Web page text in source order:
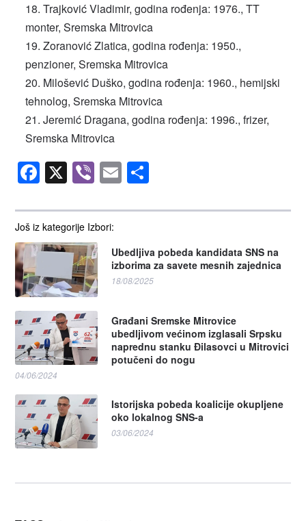
Još iz kategorije Izbori:
Ubedljiva pobeda kandidata SNS na
izborima za savete mesnih zajednica
18/08/2025
Građani Sremske Mitrovice
ubedljivom većinom izglasali Srpsku
naprednu stanku Đilasovci u Mitrovici
potučeni do nogu
04/06/2024
Istorijska pobeda koalicije okupljene
oko lokalnog SNS-a
03/06/2024
Trajković Vladimir, godina rođenja: 1976., TT
monter, Sremska Mitrovica
Zoranović Zlatica, godina rođenja: 1950.,
penzioner, Sremska Mitrovica
Milošević Duško, godina rođenja: 1960., hemijski
tehnolog, Sremska Mitrovica
Jeremić Dragana, godina rođenja: 1996., frizer,
Sremska Mitrovica
Facebook
X Viber
Email